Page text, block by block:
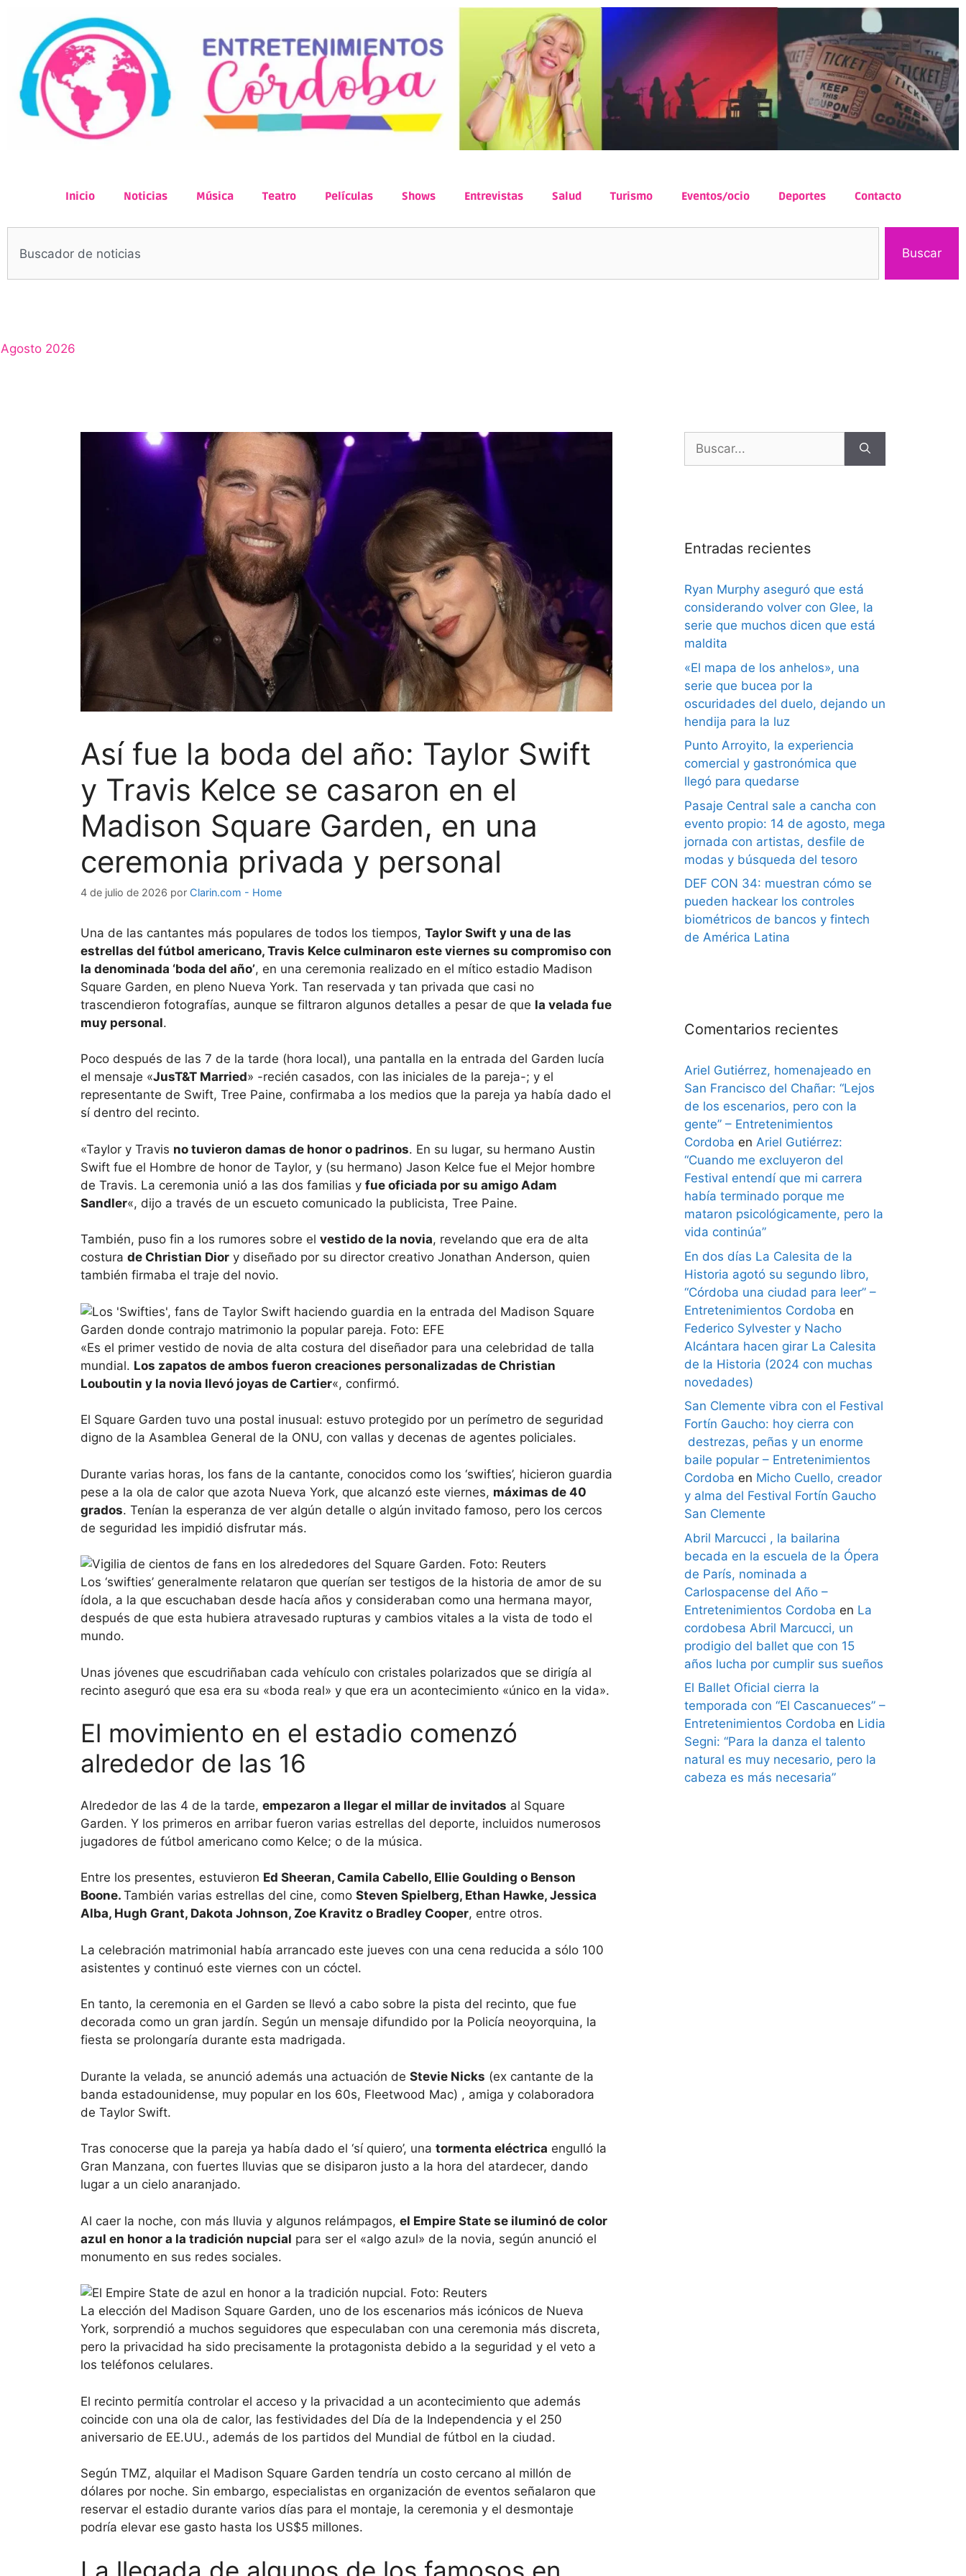
Inicio Noticias Música Teatro Películas Shows Entrevistas Salud Turismo Eventos/ocio Deportes Contacto
Buscar
Agosto 2026
Así fue la boda del año: Taylor Swift
y Travis Kelce se casaron en el
Madison Square Garden, en una
ceremonia privada y personal
4 de julio de 2026 por Clarin.com - Home
Una de las cantantes más populares de todos los tiempos, Taylor Swift y una de las
estrellas del fútbol americano, Travis Kelce culminaron este viernes su compromiso con
la denominada ‘boda del año’, en una ceremonia realizado en el mítico estadio Madison
Square Garden, en pleno Nueva York. Tan reservada y tan privada que casi no
trascendieron fotografías, aunque se filtraron algunos detalles a pesar de que la velada fue
muy personal.
Poco después de las 7 de la tarde (hora local), una pantalla en la entrada del Garden lucía
el mensaje «JusT&T Married» -recién casados, con las iniciales de la pareja-; y el
representante de Swift, Tree Paine, confirmaba a los medios que la pareja ya había dado el
sí dentro del recinto.
«Taylor y Travis no tuvieron damas de honor o padrinos. En su lugar, su hermano Austin
Swift fue el Hombre de honor de Taylor, y (su hermano) Jason Kelce fue el Mejor hombre
de Travis. La ceremonia unió a las dos familias y fue oficiada por su amigo Adam
Sandler«, dijo a través de un escueto comunicado la publicista, Tree Paine.
También, puso fin a los rumores sobre el vestido de la novia, revelando que era de alta
costura de Christian Dior y diseñado por su director creativo Jonathan Anderson, quien
también firmaba el traje del novio.
«Es el primer vestido de novia de alta costura del diseñador para una celebridad de talla
mundial. Los zapatos de ambos fueron creaciones personalizadas de Christian
Louboutin y la novia llevó joyas de Cartier«, confirmó.
El Square Garden tuvo una postal inusual: estuvo protegido por un perímetro de seguridad
digno de la Asamblea General de la ONU, con vallas y decenas de agentes policiales.
Durante varias horas, los fans de la cantante, conocidos como los ‘swifties’, hicieron guardia
pese a la ola de calor que azota Nueva York, que alcanzó este viernes, máximas de 40
grados. Tenían la esperanza de ver algún detalle o algún invitado famoso, pero los cercos
de seguridad les impidió disfrutar más.
Los ‘swifties’ generalmente relataron que querían ser testigos de la historia de amor de su
ídola, a la que escuchaban desde hacía años y consideraban como una hermana mayor,
después de que esta hubiera atravesado rupturas y cambios vitales a la vista de todo el
mundo.
Unas jóvenes que escudriñaban cada vehículo con cristales polarizados que se dirigía al
recinto aseguró que esa era su «boda real» y que era un acontecimiento «único en la vida».
El movimiento en el estadio comenzó
alrededor de las 16
Alrededor de las 4 de la tarde, empezaron a llegar el millar de invitados al Square
Garden. Y los primeros en arribar fueron varias estrellas del deporte, incluidos numerosos
jugadores de fútbol americano como Kelce; o de la música.
Entre los presentes, estuvieron Ed Sheeran, Camila Cabello, Ellie Goulding o Benson
Boone. También varias estrellas del cine, como Steven Spielberg, Ethan Hawke, Jessica
Alba, Hugh Grant, Dakota Johnson, Zoe Kravitz o Bradley Cooper, entre otros.
La celebración matrimonial había arrancado este jueves con una cena reducida a sólo 100
asistentes y continuó este viernes con un cóctel.
En tanto, la ceremonia en el Garden se llevó a cabo sobre la pista del recinto, que fue
decorada como un gran jardín. Según un mensaje difundido por la Policía neoyorquina, la
fiesta se prolongaría durante esta madrigada.
Durante la velada, se anunció además una actuación de Stevie Nicks (ex cantante de la
banda estadounidense, muy popular en los 60s, Fleetwood Mac) , amiga y colaboradora
de Taylor Swift.
Tras conocerse que la pareja ya había dado el ‘sí quiero’, una tormenta eléctrica engulló la
Gran Manzana, con fuertes lluvias que se disiparon justo a la hora del atardecer, dando
lugar a un cielo anaranjado.
Al caer la noche, con más lluvia y algunos relámpagos, el Empire State se iluminó de color
azul en honor a la tradición nupcial para ser el «algo azul» de la novia, según anunció el
monumento en sus redes sociales.
La elección del Madison Square Garden, uno de los escenarios más icónicos de Nueva
York, sorprendió a muchos seguidores que especulaban con una ceremonia más discreta,
pero la privacidad ha sido precisamente la protagonista debido a la seguridad y el veto a
los teléfonos celulares.
El recinto permitía controlar el acceso y la privacidad a un acontecimiento que además
coincide con una ola de calor, las festividades del Día de la Independencia y el 250
aniversario de EE.UU., además de los partidos del Mundial de fútbol en la ciudad.
Según TMZ, alquilar el Madison Square Garden tendría un costo cercano al millón de
dólares por noche. Sin embargo, especialistas en organización de eventos señalaron que
reservar el estadio durante varios días para el montaje, la ceremonia y el desmontaje
podría elevar ese gasto hasta los US$5 millones.
Entradas recientes
Ryan Murphy aseguró que está
considerando volver con Glee, la
serie que muchos dicen que está
maldita
«El mapa de los anhelos», una
serie que bucea por la
oscuridades del duelo, dejando un
hendija para la luz
Punto Arroyito, la experiencia
comercial y gastronómica que
llegó para quedarse
Pasaje Central sale a cancha con
evento propio: 14 de agosto, mega
jornada con artistas, desfile de
modas y búsqueda del tesoro
DEF CON 34: muestran cómo se
pueden hackear los controles
biométricos de bancos y fintech
de América Latina
Comentarios recientes
Ariel Gutiérrez, homenajeado en
San Francisco del Chañar: “Lejos
de los escenarios, pero con la
gente” – Entretenimientos
Cordoba en Ariel Gutiérrez:
“Cuando me excluyeron del
Festival entendí que mi carrera
había terminado porque me
mataron psicológicamente, pero la
vida continúa”
En dos días La Calesita de la
Historia agotó su segundo libro,
“Córdoba una ciudad para leer” –
Entretenimientos Cordoba en
Federico Sylvester y Nacho
Alcántara hacen girar La Calesita
de la Historia (2024 con muchas
novedades)
San Clemente vibra con el Festival
Fortín Gaucho: hoy cierra con
destrezas, peñas y un enorme
baile popular – Entretenimientos
Cordoba en Micho Cuello, creador
y alma del Festival Fortín Gaucho
San Clemente
Abril Marcucci , la bailarina
becada en la escuela de la Ópera
de París, nominada a
Carlospacense del Año –
Entretenimientos Cordoba en La
cordobesa Abril Marcucci, un
prodigio del ballet que con 15
años lucha por cumplir sus sueños
El Ballet Oficial cierra la
temporada con “El Cascanueces” –
Entretenimientos Cordoba en Lidia
Segni: “Para la danza el talento
natural es muy necesario, pero la
cabeza es más necesaria”